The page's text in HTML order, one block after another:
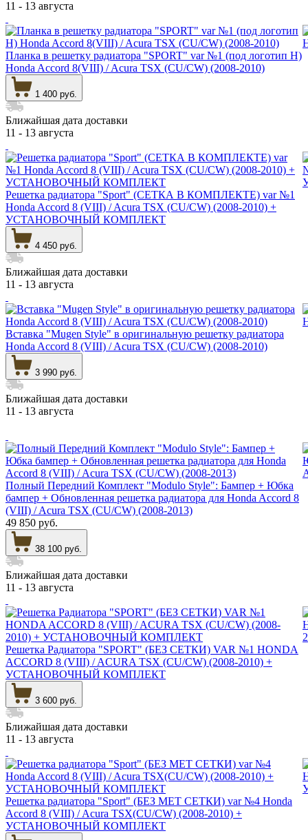
11 - 13 августа
Планка в решетку радиатора "SPORT" var №1 (под логотип Н)
Honda Accord 8(VIII) / Acura TSX (CU/CW) (2008-2010)
1 400 руб.
Ближайшая дата доставки
11 - 13 августа
Решетка радиатора "Sport" (СЕТКА В КОМПЛЕКТЕ) var №1
Honda Accord 8 (VIII) / Acura TSX (CU/CW) (2008-2010) +
УСТАНОВОЧНЫЙ КОМПЛЕКТ
4 450 руб.
Ближайшая дата доставки
11 - 13 августа
Вставка "Mugen Style" в оригинальную решетку радиатора
Нonda Accord 8 (VIII) / Acura TSX (CU/CW) (2008-2010)
3 990 руб.
Ближайшая дата доставки
11 - 13 августа
Полный Передний Комплект "Modulo Style": Бампер + Юбка
бампер + Обновленная решетка радиатора для Honda Accord 8
(VIII) / Acura TSX (CU/CW) (2008-2013)
49 850 руб.
38 100 руб.
Ближайшая дата доставки
11 - 13 августа
Решетка Радиатора "SPORT" (БЕЗ СЕТКИ) VAR №1 HONDA
ACCORD 8 (VIII) / ACURA TSX (CU/CW) (2008-2010) +
УСТАНОВОЧНЫЙ КОМПЛЕКТ
3 600 руб.
Ближайшая дата доставки
11 - 13 августа
Решетка радиатора "Sport" (БЕЗ МЕТ СЕТКИ) var №4 Honda
Accord 8 (VIII) / Acura TSX(CU/CW) (2008-2010) +
УСТАНОВОЧНЫЙ КОМПЛЕКТ